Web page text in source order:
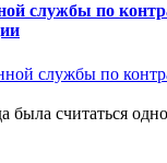
службы по
была считаться